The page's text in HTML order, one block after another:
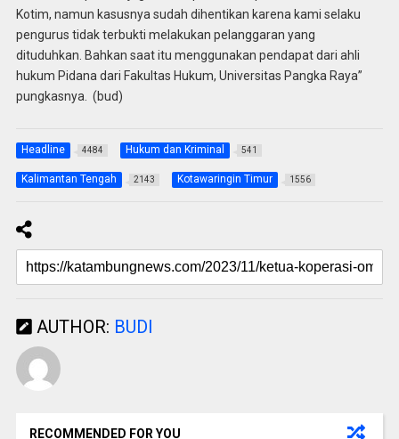
Kotim, namun kasusnya sudah dihentikan karena kami selaku
pengurus tidak terbukti melakukan pelanggaran yang
dituduhkan. Bahkan saat itu menggunakan pendapat dari ahli
hukum Pidana dari Fakultas Hukum, Universitas Pangka Raya”
pungkasnya. (bud)
Headline 4484 Hukum dan Kriminal 541
Kalimantan Tengah 2143 Kotawaringin Timur 1556
AUTHOR: BUDI
RECOMMENDED FOR YOU